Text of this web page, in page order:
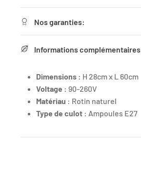
Nos garanties:
Informations complémentaires
Dimensions : H 28cm x L 60cm
Voltage :90-260V
Matériau : Rotin naturel
Type de culot : Ampoules E27